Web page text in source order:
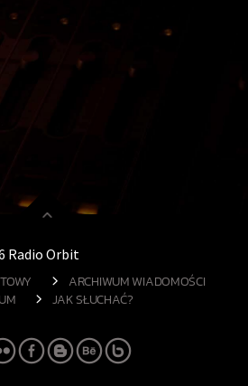
Radio Orbit
ARCHIWUM WIADOMOŚCI
JAK SŁUCHAĆ?